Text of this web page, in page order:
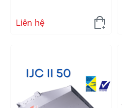
Liên hệ